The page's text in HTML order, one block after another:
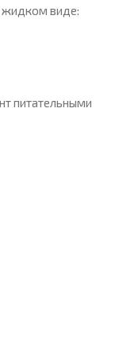
жидком виде:
питательными